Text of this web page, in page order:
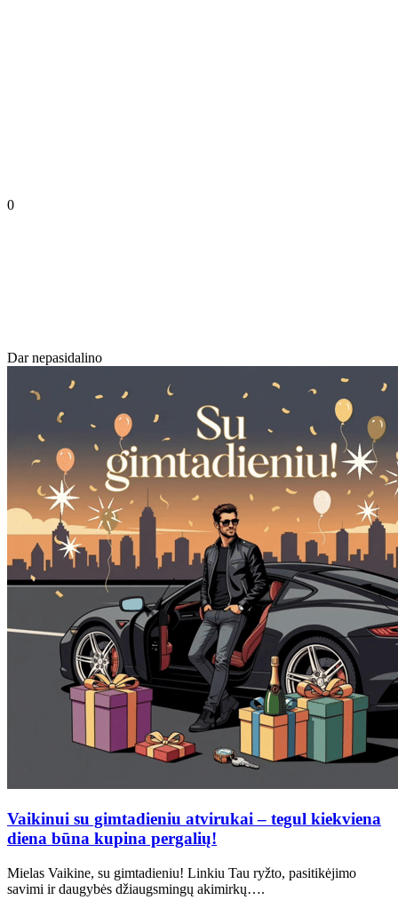
0
Dar nepasidalino
Vaikinui su gimtadieniu atvirukai – tegul kiekviena
diena būna kupina pergalių!
Mielas Vaikine, su gimtadieniu! Linkiu Tau ryžto, pasitikėjimo
savimi ir daugybės džiaugsmingų akimirkų….